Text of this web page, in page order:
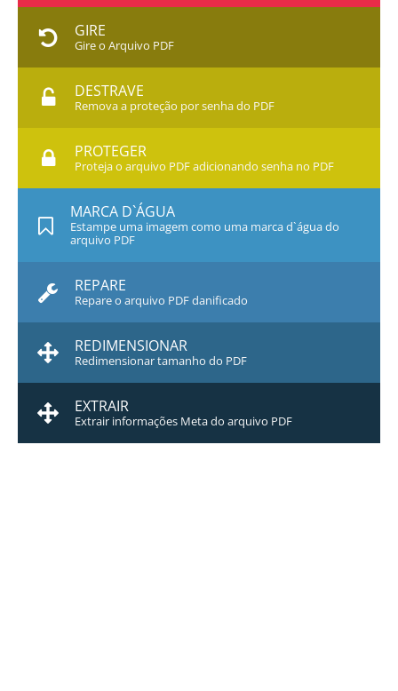
GIRE
Gire o Arquivo PDF
DESTRAVE
Remova a proteção por senha do PDF
PROTEGER
Proteja o arquivo PDF adicionando senha no PDF
MARCA D`ÁGUA
Estampe uma imagem como uma marca d`água do
arquivo PDF
REPARE
Repare o arquivo PDF danificado
REDIMENSIONAR
Redimensionar tamanho do PDF
EXTRAIR
Extrair informações Meta do arquivo PDF